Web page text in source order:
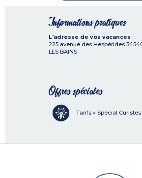
Informations pratiques
L'adresse de vos vacances
225 avenue des Hespérides
LES BAINS
Offres spéciales
Tarifs « Spécial Curistes